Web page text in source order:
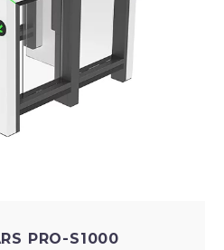
PRO-S1000